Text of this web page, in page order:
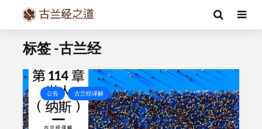
标签 -古兰经
公告 古兰经译解